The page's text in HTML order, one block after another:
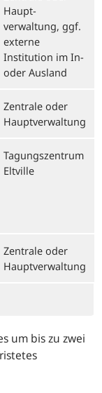
Haupt­
verwaltung, ggf.
externe
Institution im In-
oder Ausland
Zentrale oder
Haupt­verwaltung
Tagungszentrum
Eltville
Zentrale oder
Haupt­verwaltung
um bis zu zwei